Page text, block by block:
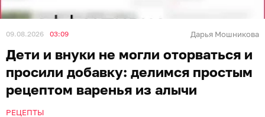
09.08.2026 03:09 Дарья Мошникова
Дети и внуки не могли оторваться и
просили добавку: делимся простым
рецептом варенья из алычи
РЕЦЕПТЫ